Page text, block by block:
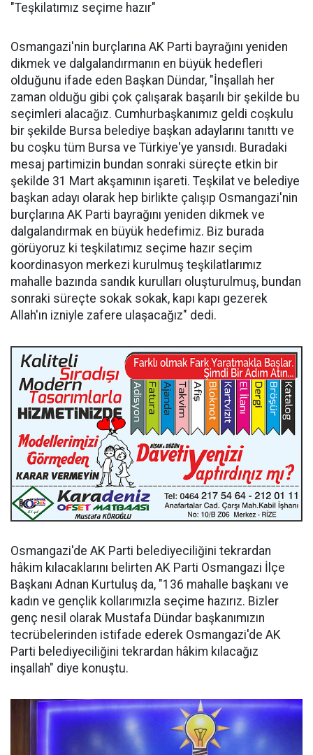
"Teşkilatımız seçime hazır"
Osmangazi'nin burçlarına AK Parti bayrağını yeniden
dikmek ve dalgalandırmanın en büyük hedefleri
olduğunu ifade eden Başkan Dündar, "İnşallah her
zaman olduğu gibi çok çalışarak başarılı bir şekilde bu
seçimleri alacağız. Cumhurbaşkanımız geldi coşkulu
bir şekilde Bursa belediye başkan adaylarını tanıttı ve
bu coşku tüm Bursa ve Türkiye'ye yansıdı. Buradaki
mesaj partimizin bundan sonraki süreçte etkin bir
şekilde 31 Mart akşamının işareti. Teşkilat ve belediye
başkan adayı olarak hep birlikte çalışıp Osmangazi'nin
burçlarına AK Parti bayrağını yeniden dikmek ve
dalgalandırmak en büyük hedefimiz. Biz burada
görüyoruz ki teşkilatımız seçime hazır seçim
koordinasyon merkezi kurulmuş teşkilatlarımız
mahalle bazında sandık kurulları oluşturulmuş, bundan
sonraki süreçte sokak sokak, kapı kapı gezerek
Allah'ın izniyle zafere ulaşacağız" dedi.
Osmangazi'de AK Parti belediyeciliğini tekrardan
hâkim kılacaklarını belirten AK Parti Osmangazi İlçe
Başkanı Adnan Kurtuluş da, "136 mahalle başkanı ve
kadın ve gençlik kollarımızla seçime hazırız. Bizler
genç nesil olarak Mustafa Dündar başkanımızın
tecrübelerinden istifade ederek Osmangazi'de AK
Parti belediyeciliğini tekrardan hâkim kılacağız
inşallah" diye konuştu.